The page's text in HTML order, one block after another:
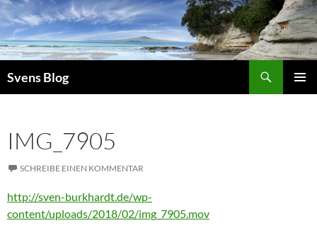
Svens Blog
IMG_7905
SCHREIBE EINEN KOMMENTAR
http://sven-burkhardt.de/wp-
content/uploads/2018/02/img_7905.mov